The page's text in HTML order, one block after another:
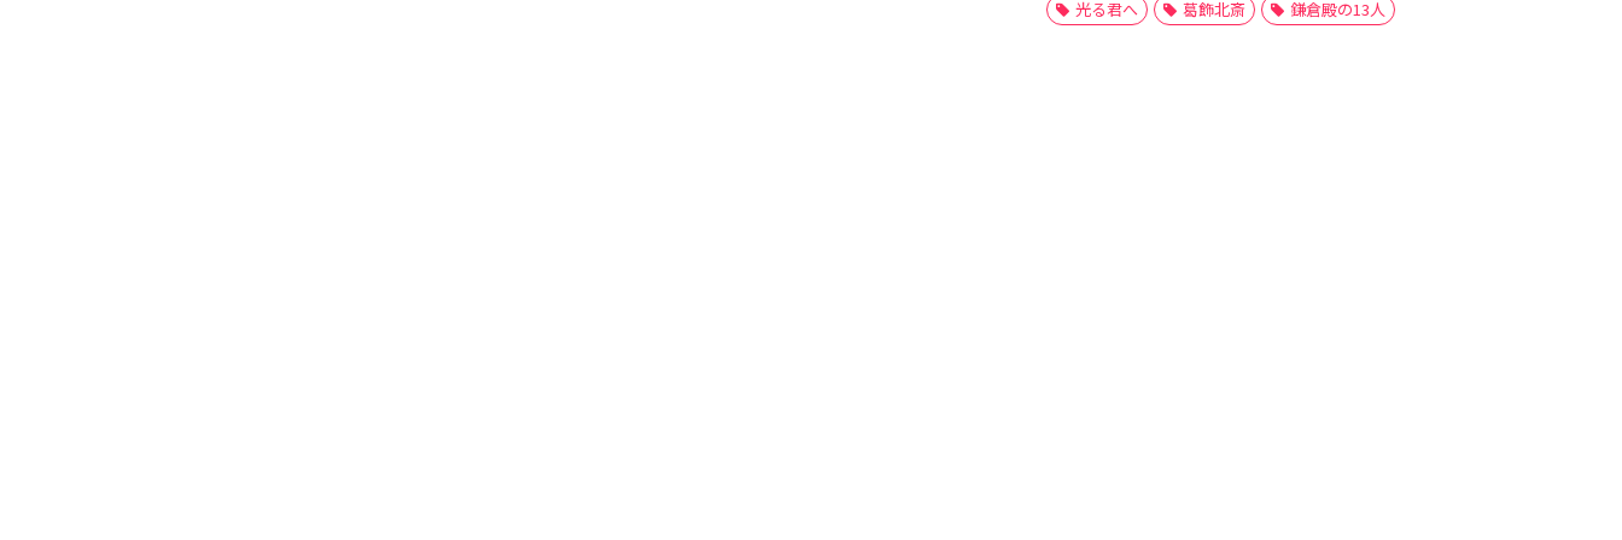
光る君へ 葛飾北斎 鎌倉殿の13人